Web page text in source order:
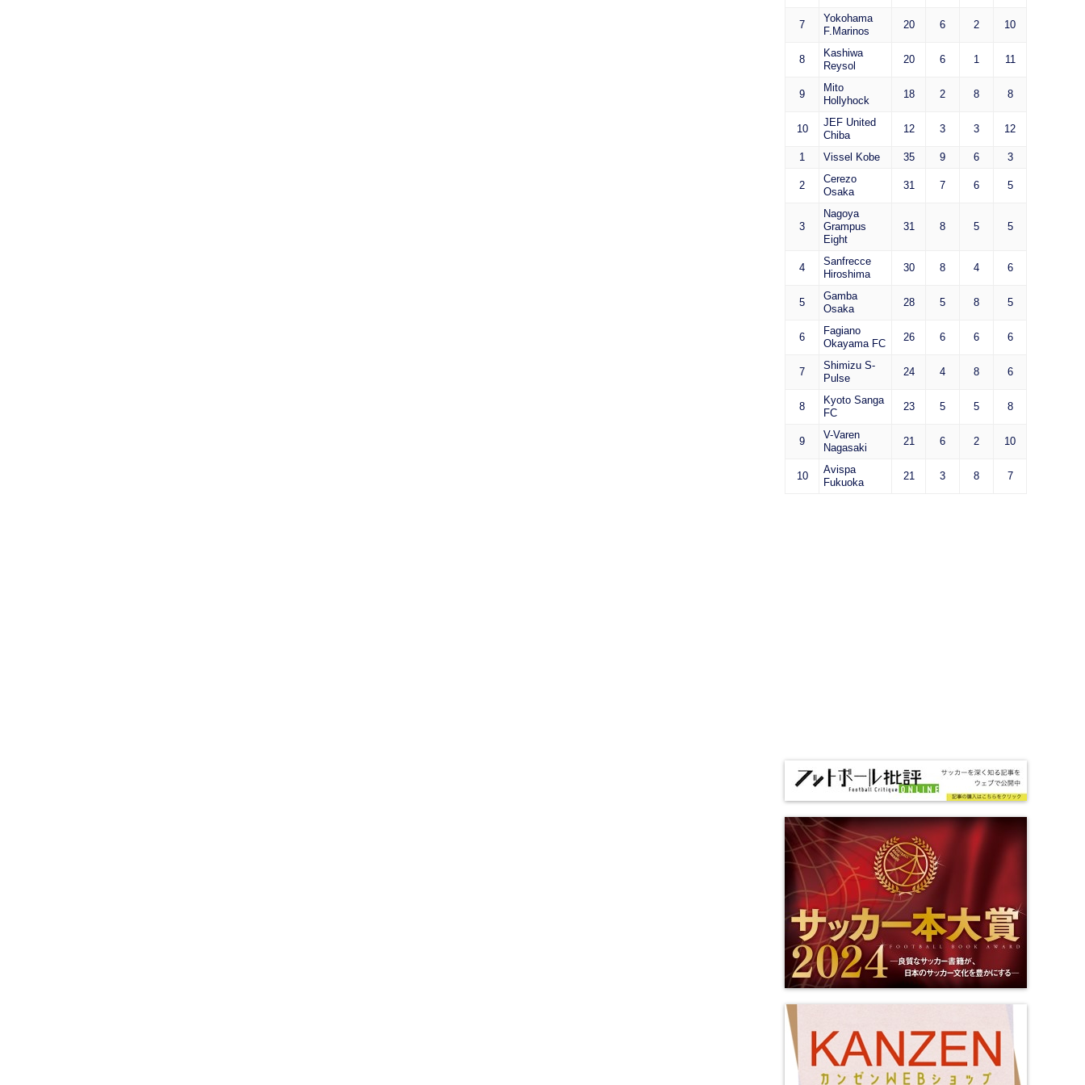
7
Yokohama
F.Marinos
20 6 2 10
8
Kashiwa
Reysol
20 6 1 11
9
Mito
Hollyhock
18 2 8 8
10
JEF United
Chiba
12 3 3 12
1 Vissel Kobe 35 9 6 3
2
Cerezo
Osaka
31 7 6 5
3
Nagoya
Grampus
Eight
31 8 5 5
4
Sanfrecce
Hiroshima
30 8 4 6
5
Gamba
Osaka
28 5 8 5
6
Fagiano
Okayama FC
26 6 6 6
7
Shimizu S-
Pulse
24 4 8 6
8
Kyoto Sanga
FC
23 5 5 8
9
V-Varen
Nagasaki
21 6 2 10
10
Avispa
Fukuoka
21 3 8 7